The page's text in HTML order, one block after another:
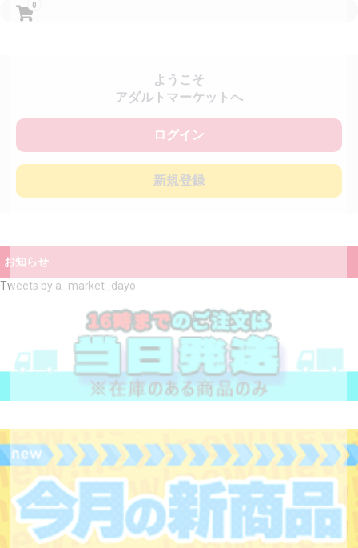
0
ようこそ
アダルトマーケットへ
ログイン
新規登録
お知らせ
Tweets by a_market_dayo